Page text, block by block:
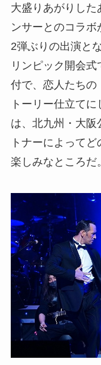
大盛りあがりし
ンサーとのコラ
2弾ぶりの出演と
リンピック開会
付で、恋人たちの
トーリー仕立て
は、北九州・大阪
トナーによって
楽しみなところだ。